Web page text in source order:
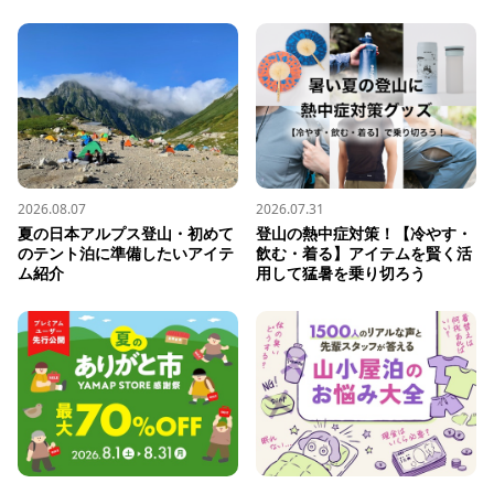
2026.08.07
夏の日本アルプス登山・初めて
のテント泊に準備したいアイテ
ム紹介
2026.07.31
登山の熱中症対策！【冷やす・
飲む・着る】アイテムを賢く活
用して猛暑を乗り切ろう